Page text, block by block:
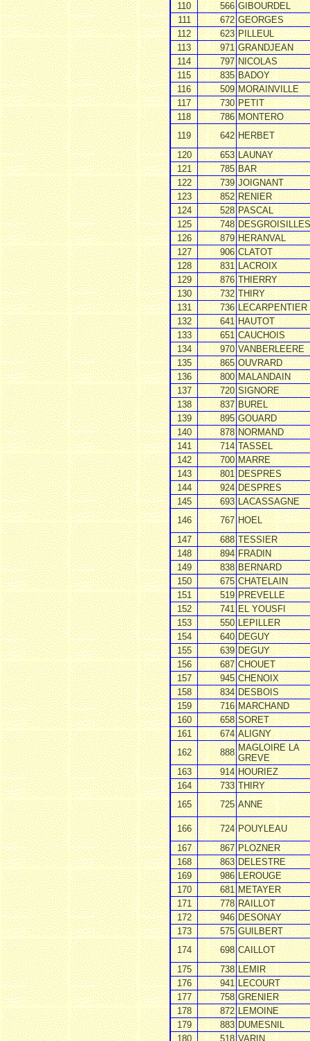
110
566 GIBOURDEL
111
672 GEORGES
112
623 PILLEUL
113
971 GRANDJEAN
114
797 NICOLAS
115
835 BADOY
116
509 MORAINVILLE
117
730 PETIT
118
786 MONTERO
119
642 HERBET
120
653 LAUNAY
121
785 BAR
122
739 JOIGNANT
123
852 RENIER
124
528 PASCAL
125
748 DESGROISILLES
126
879 HERANVAL
127
906 CLATOT
128
831 LACROIX
129
876 THIERRY
130
732 THIRY
131
736 LECARPENTIER
132
641 HAUTOT
133
651 CAUCHOIS
134
970 VANBERLEERE
135
865 OUVRARD
136
800 MALANDAIN
137
720 SIGNORE
138
837 BUREL
139
895 GOUARD
140
878 NORMAND
141
714 TASSEL
142
700 MARRE
143
801 DESPRES
144
924 DESPRES
145
693 LACASSAGNE
146
767 HOEL
147
688 TESSIER
148
894 FRADIN
149
838 BERNARD
150
675 CHATELAIN
151
519 PREVELLE
152
741 EL YOUSFI
153
550 LEPILLER
154
640 DEGUY
155
639 DEGUY
156
687 CHOUET
157
945 CHENOIX
158
834 DESBOIS
159
716 MARCHAND
160
658 SORET
161
674 ALIGNY
162
888 MAGLOIRE LA
GREVE
163
914 HOURIEZ
164
733 THIRY
165
725 ANNE
166 724 POUYLEAU
167
867 PLOZNER
168
863 DELESTRE
169
986 LEROUGE
170
681 METAYER
171
778 RAILLOT
172
946 DESONAY
173
575 GUILBERT
174
698 CAILLOT
175
738 LEMIR
176
941 LECOURT
177
758 GRENIER
178
872 LEMOINE
179
883 DUMESNIL
180
518 VARIN